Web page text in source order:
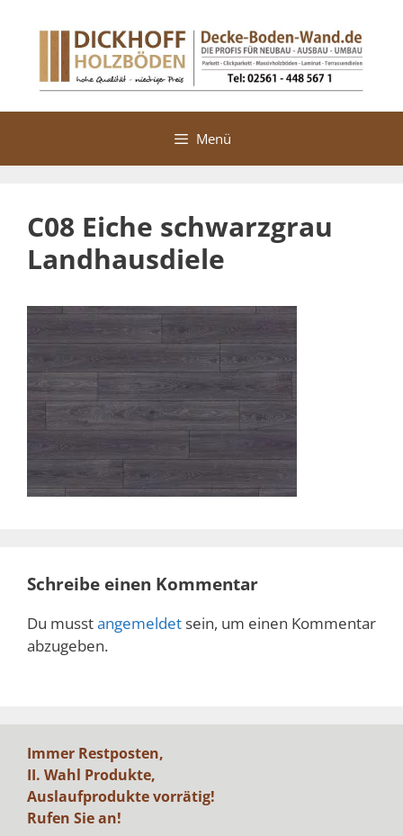
Menü
C08 Eiche schwarzgrau
Landhausdiele
Schreibe einen Kommentar
Du musstangemeldet sein, um einen Kommentar
abzugeben.
Immer Restposten,
II. Wahl Produkte,
Auslaufprodukte vorrätig!
Rufen Sie an!